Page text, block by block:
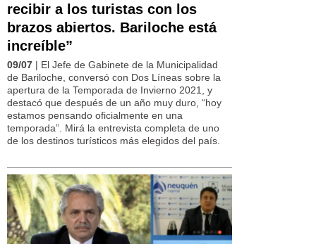
recibir a los turistas con los
brazos abiertos. Bariloche está
increíble”
09/07 | El Jefe de Gabinete de la Municipalidad
de Bariloche, conversó con Dos Líneas sobre la
apertura de la Temporada de Invierno 2021, y
destacó que después de un año muy duro, “hoy
estamos pensando oficialmente en una
temporada”. Mirá la entrevista completa de uno
de los destinos turísticos más elegidos del país.